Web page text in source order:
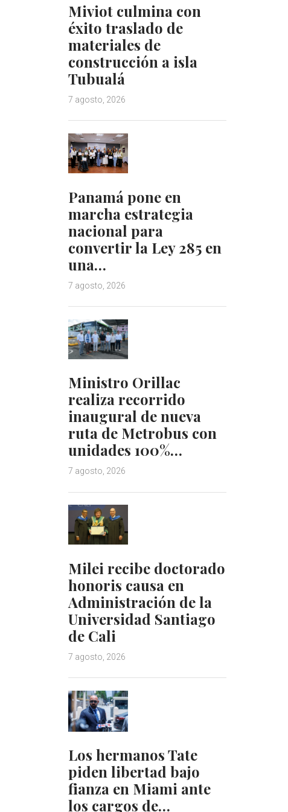
Miviot culmina con
éxito traslado de
materiales de
construcción a isla
Tubualá
7 agosto, 2026
Panamá pone en
marcha estrategia
nacional para
convertir la Ley 285 en
una…
7 agosto, 2026
Ministro Orillac
realiza recorrido
inaugural de nueva
ruta de Metrobus con
unidades 100%…
7 agosto, 2026
Milei recibe doctorado
honoris causa en
Administración de la
Universidad Santiago
de Cali
7 agosto, 2026
Los hermanos Tate
piden libertad bajo
fianza en Miami ante
los cargos de…